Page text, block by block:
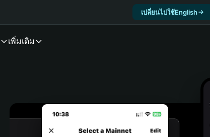
เปลี่ยนไปใช้English
เพิ่มเติม